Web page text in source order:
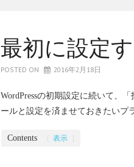
最初に設定
POSTED ON 2016年2月18日
WordPressの初期設定に続いて、
ールと設定を済ませておきたいプ
Contents 表示